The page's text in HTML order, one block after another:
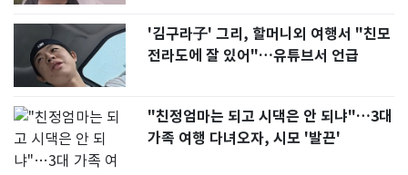
'김구라子' 그리, 할머니외 여행서 "친모
전라도에 잘 있어"…유튜브서 언급
"친정엄마는 되고 시댁은 안 되냐"…3대
가족 여행 다녀오자, 시모 '발끈'